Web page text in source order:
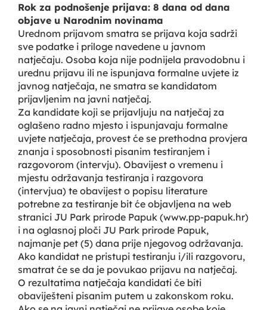
Rok za podnošenje prijava: 8 dana od dana
objave u Narodnim novinama
Urednom prijavom smatra se prijava koja sadrži
sve podatke i priloge navedene u javnom
natječaju. Osoba koja nije podnijela pravodobnu i
urednu prijavu ili ne ispunjava formalne uvjete iz
javnog natječaja, ne smatra se kandidatom
prijavljenim na javni natječaj.
Za kandidate koji se prijavljuju na natječaj za
oglašeno radno mjesto i ispunjavaju formalne
uvjete natječaja, provest će se prethodna provjera
znanja i sposobnosti pisanim testiranjem i
razgovorom (intervju). Obavijest o vremenu i
mjestu održavanja testiranja i razgovora
(intervjua) te obavijest o popisu literature
potrebne za testiranje bit će objavljena na web
stranici JU Park prirode Papuk (www.pp-papuk.hr)
i na oglasnoj ploči JU Park prirode Papuk,
najmanje pet (5) dana prije njegovog održavanja.
Ako kandidat ne pristupi testiranju i/ili razgovoru,
smatrat će se da je povukao prijavu na natječaj.
O rezultatima natječaja kandidati će biti
obaviješteni pisanim putem u zakonskom roku.